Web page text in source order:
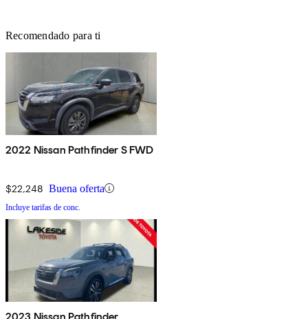
Recomendado para ti
2022 Nissan Pathfinder S FWD
$22,248 Buena oferta
Incluye tarifas de conc.